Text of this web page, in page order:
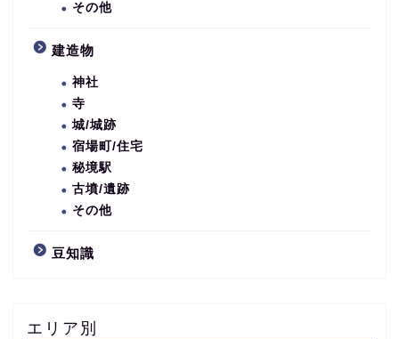
その他
建造物
神社
寺
城/城跡
宿場町/住宅
秘境駅
古墳/遺跡
その他
豆知識
エリア別